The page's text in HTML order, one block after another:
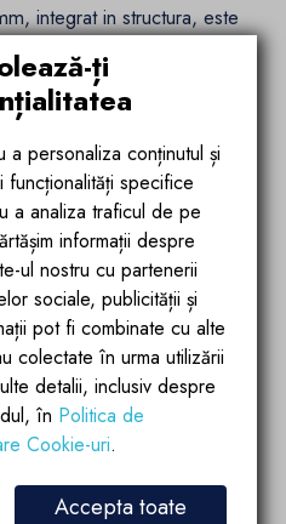
integrat in structura, este
alimentelor, oferind
inaltime de 90 cm, gratarul
din fonta si o pozitie
detaliile atent gandite,
fluxului de aer, permit un
adaptata nevoilor tale.
cm
fonta: 6 mm | Blat din stejar
ți
a personaliza conținutul și
specifice
a analiza traficul de pe
informații despre
ul nostru cu partenerii
sociale, publicității și
pot fi combinate cu alte
colectate în urma utilizării
detalii, inclusiv despre
în Politica de
Cookie-uri.
Accepta toate